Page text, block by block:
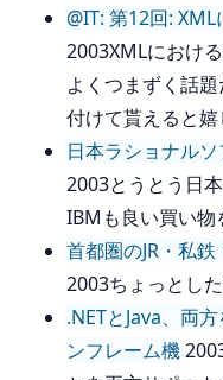
@IT: 第12回:
2003XMLにおけ
よくつまずく話
付けて貰えると嬉
日本ラショナル
2003とうとう日
IBMも良い買い物
首都圏のJR・私
2003ちょっとし
.NETとJava、両
ンフレーム機